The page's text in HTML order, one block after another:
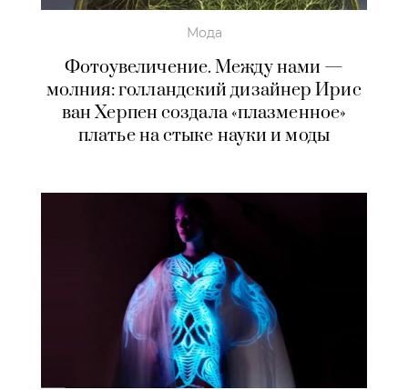
Мода
Фотоувеличение. Между нами —
молния: голландский дизайнер Ирис
ван Херпен создала «плазменное»
платье на стыке науки и моды